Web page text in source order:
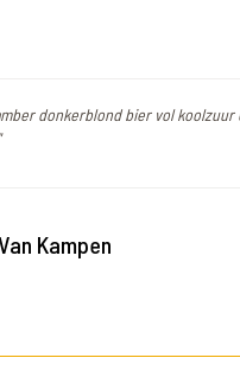
donkerblond bier vol koolzuur
Kampen